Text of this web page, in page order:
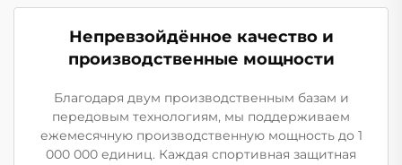
Непревзойдённое качество и
производственные мощности
Благодаря двум производственным базам и
передовым технологиям, мы поддерживаем
ежемесячную производственную мощность до 1
000 000 единиц. Каждая спортивная защитная